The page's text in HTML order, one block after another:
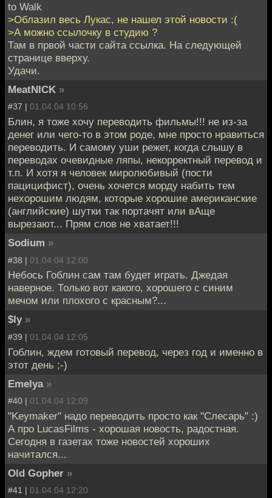
to Walk
>Облазил весь Лукас, не нашел этой новости :(
>А можно ссылочку в студию ?
Там в првой части сайта ссылка. На следующей
странице вверху.
Удачи.
MeatNICK »
#37 | 01.04.04 10:56
Блин, я тоже хочу переводить фильмы!!! не из-за
денег или чего-то в этом роде, мне просто нравиться
переводить. И самому уши режет, когда слышу в
переводах очевидные ляпы, некорректный перевод и
т.п. И хотя я человек миролюбивый (пости
пацицифист), очень хочется морду набить тем
нехорошим людям, которые хорошие американские
(английские) шутки так портачят или вАще
вырезают... Прям слов не хватает!!!
Sodium »
#38 | 01.04.04 12:00
Небось Гоблин сам там будет играть. Джедая
наверное. Только вот какого, хорошего с синим
мечом или плохого с красным?...
$ly »
#39 | 01.04.04 12:05
Гоблин, ждем готовый перевод, через год и именно в
этот день ;-)
Emelya »
#40 | 01.04.04 12:09
"Keymaker" надо переводить просто как "Слесарь" :)
А про LucasFilms - хорошая новость, радостная.
Сегодня в газетах тоже новостей хороших
начитался...
Old Gopher »
#41 | 01.04.04 12:20